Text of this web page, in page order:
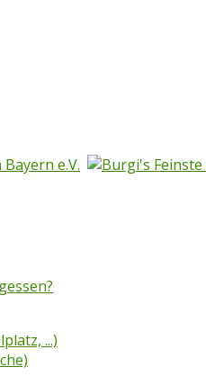
...)